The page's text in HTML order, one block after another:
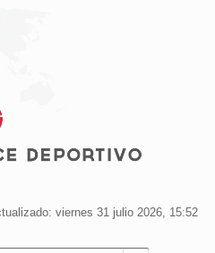
viernes 31 julio 2026, 15:52